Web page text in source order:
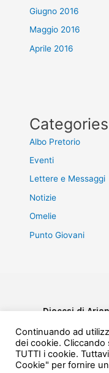
Giugno 2016
Maggio 2016
Aprile 2016
Categories
Albo Pretorio
Eventi
Lettere e Messaggi
Notizie
Omelie
Punto Giovani
Diocesi di
Continuando ad
dei cookie.
TUTTI i cookie.
Cookie" per fornire